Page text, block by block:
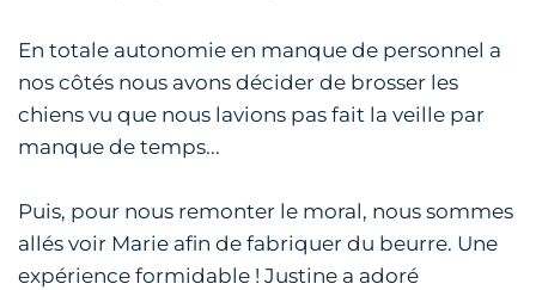
En totale autonomie en manque de personnel a
nos côtés nous avons décider de brosser les
chiens vu que nous lavions pas fait la veille par
manque de temps...
Puis, pour nous remonter le moral, nous sommes
allés voir Marie afin de fabriquer du beurre. Une
expérience formidable ! Justine a adoré